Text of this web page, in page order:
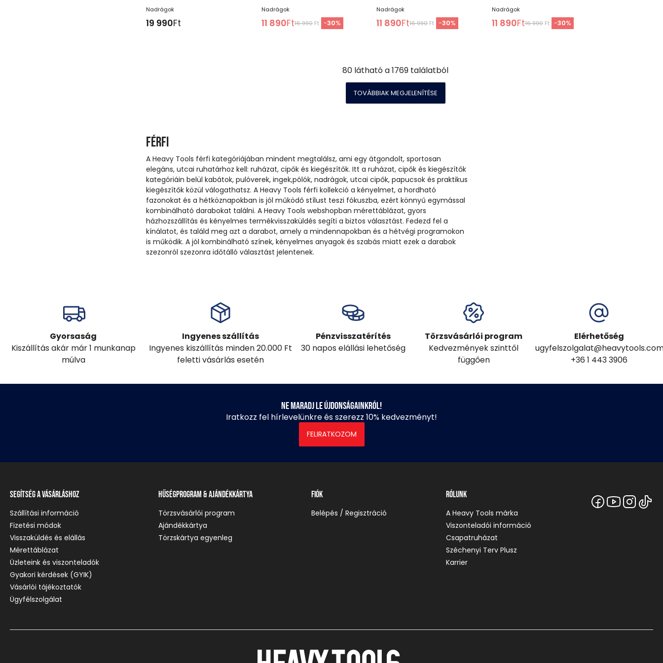
Nadrágok
19 990Ft
Nadrágok
11 890Ft16 990Ft -30%
Nadrágok
11 890Ft16 990 Ft -30%
Nadrágok
11 890Ft16 990Ft -30%
80 látható a1769 találatból
TOVÁBBIAK MEGJELENÍTÉSE
Férfi
A Heavy Tools férfi kategóriájában mindent megtalálsz, ami egy átgondolt, sportosan
elegáns, utcai ruhatárhoz kell: ruházat, cipők és kiegészítők. Itt a ruházat, cipők és kiegészítők
kategóriáin belül kabátok, pulóverek, ingek,pólók, nadrágok, utcai cipők, papucsok és praktikus
kiegészítők közül válogathatsz. A Heavy Tools férfi kollekció a kényelmet, a hordható
fazonokat és a hétköznapokban is jól működő stílust teszi fókuszba, ezért könnyű egymással
kombinálható darabokat találni. A Heavy Tools webshopban mérettáblázat, gyors
házhozszállítás és kényelmes termékvisszaküldés segíti a biztos választást. Fedezd fel a
kínálatot, és találd meg azt a darabot, amely a mindennapokban és a hétvégi programokon
is működik. A jól kombinálható színek, kényelmes anyagok és szabás miatt ezek a darabok
szezonról szezonra időtálló választást jelentenek.
Gyorsaság
Kiszállítás akár már 1 munkanap
múlva
Ingyenes szállítás
Ingyenes kiszállítás minden 20.000 Ft
feletti vásárlás esetén
Pénzvisszatérítés
30 napos elállási lehetőség
Törzsvásárlói program
Kedvezmények szinttől
függően
Elérhetőség
+36 1 443 3906
Ne maradj le újdonságainkról!
Iratkozz fel hírlevelünkre és szerezz 10% kedvezményt!
FELIRATKOZOM
Segítség a vásárláshoz
Szállítási információ
Fizetési módok
Visszaküldés és elállás
Mérettáblázat
Üzleteink és viszonteladók
Gyakori kérdések (GYIK)
Vásárlói tájékoztatók
Ügyfélszolgálat
Hűségprogram & Ajándékkártya
Törzsvásárlói program
Ajándékkártya
Törzskártya egyenleg
Fiók
Belépés / Regisztráció
Rólunk
A Heavy Tools márka
Viszonteladói információ
Csapatruházat
Széchenyi Terv Plusz
Karrier